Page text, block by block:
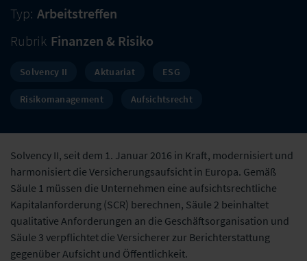
Typ: Arbeitstreffen
Rubrik Finanzen & Risiko
Solvency II Aktuariat ESG
Risikomanagement Aufsichtsrecht
Solvency II, seit dem 1. Januar 2016 in Kraft, modernisiert und
harmonisiert die Versicherungsaufsicht in Europa. Gemäß
Säule 1 müssen die Unternehmen eine aufsichtsrechtliche
Kapitalanforderung (SCR) berechnen, Säule 2 beinhaltet
qualitative Anforderungen an die Geschäftsorganisation und
Säule 3 verpflichtet die Versicherer zur Berichterstattung
gegenüber Aufsicht und Öffentlichkeit.